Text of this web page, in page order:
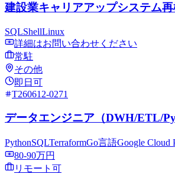
建設業キャリアアップシステム
SQLShellLinux
詳細はお問い合わせください
常駐
その他
即日可
T260612-0271
データエンジニア（DWH/ETL/
PythonSQLTerraformGo言語Google Cloud
80-90万円
リモート可